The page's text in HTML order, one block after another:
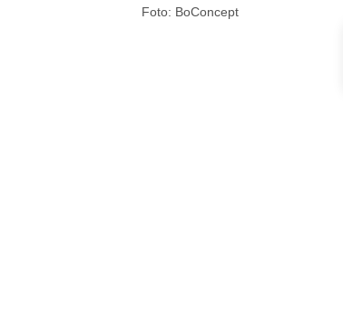
Foto: BoConcept